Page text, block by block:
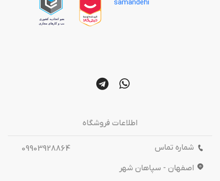
اطلاعات فروشگاه
شماره تماس
09903928864
اصفهان - سپاهان شهر